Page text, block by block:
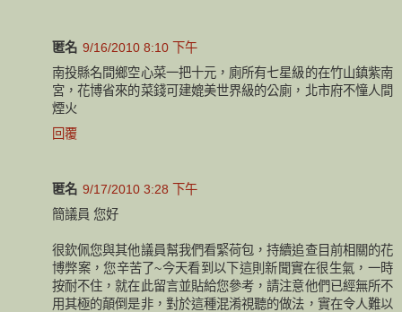
匿名 9/16/2010 8:10 下午
南投縣名間鄉空心菜一把十元，廁所有七星級的在竹山鎮紫南
宮，花博省來的菜錢可建媲美世界級的公廁，北市府不憧人間
煙火
回覆
匿名 9/17/2010 3:28 下午
簡議員 您好
很欽佩您與其他議員幫我們看緊荷包，持續追查目前相關的花
博弊案，您辛苦了~今天看到以下這則新聞實在很生氣，一時
按耐不住，就在此留言並貼給您參考，請注意他們已經無所不
用其極的顛倒是非，對於這種混淆視聽的做法，實在令人難以